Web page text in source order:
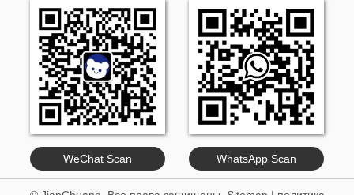
WeChat Scan WhatsApp Scan